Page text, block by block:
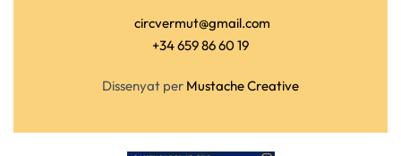
circvermut@gmail.com
+34 659 86 60 19
Dissenyat per Mustache Creative